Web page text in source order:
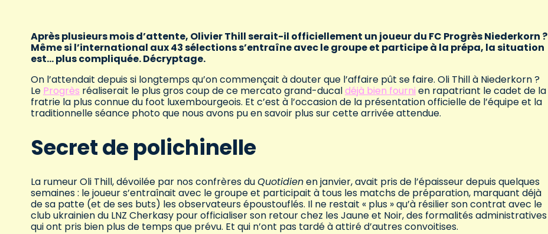
Après plusieurs mois d’attente, Olivier Thill serait-il officiellement un joueur du FC Progrès Niederkorn ?
Même si l’international aux 43 sélections s’entraîne avec le groupe et participe à la prépa, la situation
est… plus compliquée. Décryptage.
On l’attendait depuis si longtemps qu’on commençait à douter que l’affaire pût se faire. Oli Thill à Niederkorn ?
Le Progrès réaliserait le plus gros coup de ce mercato grand-ducaldéjà bien fourni en rapatriant le cadet de la
fratrie la plus connue du foot luxembourgeois. Et c’est à l’occasion de la présentation officielle de l’équipe et la
traditionnelle séance photo que nous avons pu en savoir plus sur cette arrivée attendue.
Secret de polichinelle
La rumeur Oli Thill, dévoilée par nos confrères duQuotidienen janvier, avait pris de l’épaisseur depuis quelques
semaines : le joueur s’entraînait avec le groupe et participait à tous les matchs de préparation, marquant déjà
de sa patte (et de ses buts) les observateurs époustouflés. Il ne restait « plus » qu’à résilier son contrat avec le
club ukrainien du LNZ Cherkasy pour officialiser son retour chez les Jaune et Noir, des formalités administratives
qui ont pris bien plus de temps que prévu. Et qui n’ont pas tardé à attiré d’autres convoitises.